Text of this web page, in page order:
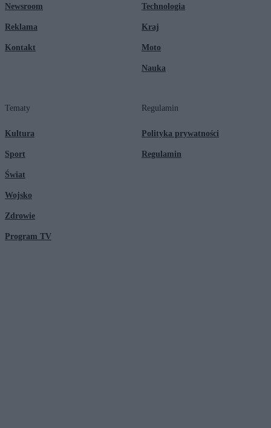
Newsroom
Reklama
Kontakt
Technologia
Kraj
Moto
Nauka
Tematy
Kultura
Sport
Świat
Wojsko
Zdrowie
Program TV
Regulamin
Polityka prywatności
Regulamin